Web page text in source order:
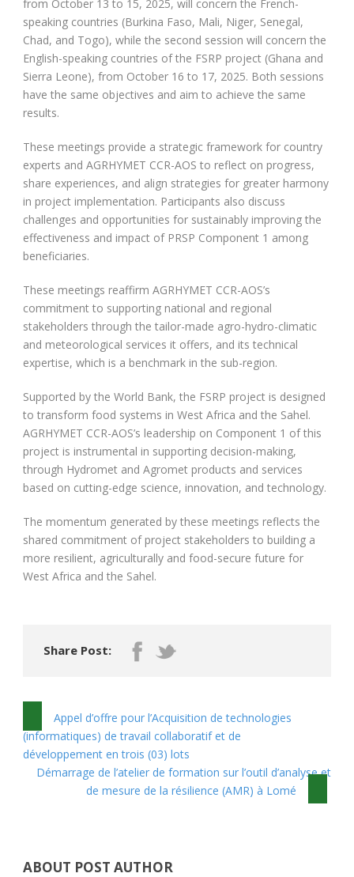
from October 13 to 15, 2025, will concern the French-
speaking countries (Burkina Faso, Mali, Niger, Senegal,
Chad, and Togo), while the second session will concern the
English-speaking countries of the FSRP project (Ghana and
Sierra Leone), from October 16 to 17, 2025. Both sessions
have the same objectives and aim to achieve the same
results.
These meetings provide a strategic framework for country
experts and AGRHYMET CCR-AOS to reflect on progress,
share experiences, and align strategies for greater harmony
in project implementation. Participants also discuss
challenges and opportunities for sustainably improving the
effectiveness and impact of PRSP Component 1 among
beneficiaries.
These meetings reaffirm AGRHYMET CCR-AOS’s
commitment to supporting national and regional
stakeholders through the tailor-made agro-hydro-climatic
and meteorological services it offers, and its technical
expertise, which is a benchmark in the sub-region.
Supported by the World Bank, the FSRP project is designed
to transform food systems in West Africa and the Sahel.
AGRHYMET CCR-AOS’s leadership on Component 1 of this
project is instrumental in supporting decision-making,
through Hydromet and Agromet products and services
based on cutting-edge science, innovation, and technology.
The momentum generated by these meetings reflects the
shared commitment of project stakeholders to building a
more resilient, agriculturally and food-secure future for
West Africa and the Sahel.
Share Post:
Appel d’offre pour l’Acquisition de technologies
(informatiques) de travail collaboratif et de
développement en trois (03) lots
Démarrage de l’atelier de formation sur l’outil d’analyse et
de mesure de la résilience (AMR) à Lomé
ABOUT POST AUTHOR